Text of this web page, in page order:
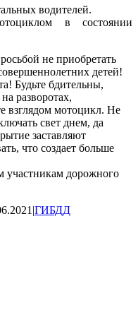
водителей.
в состоянии
не приобретать
детей!
Будьте бдительны,
разворотах,
взглядом мотоцикл. Не
свет днем, да
заставляют
что создает больше
участникам дорожного
|ГИБДД